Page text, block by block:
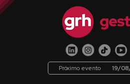
Próximo evento 19/